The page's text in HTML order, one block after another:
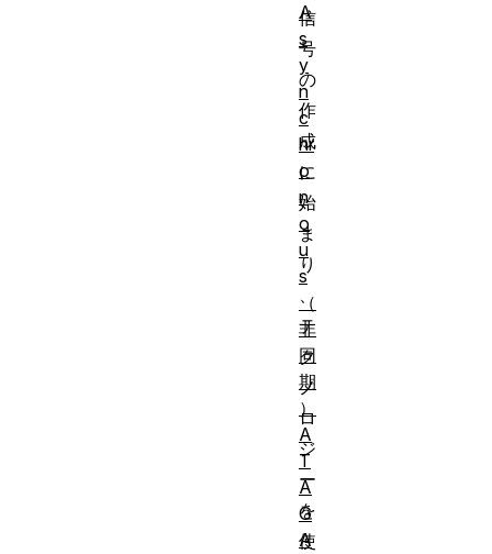
信
号
の
作
成
に
始
ま
り
、
テ
ク
ノ
ロ
ジ
ー
を
使
A
s
y
n
c
hr
o
n
o
u
s
（
非
同
期
）
A
T
A
G
A